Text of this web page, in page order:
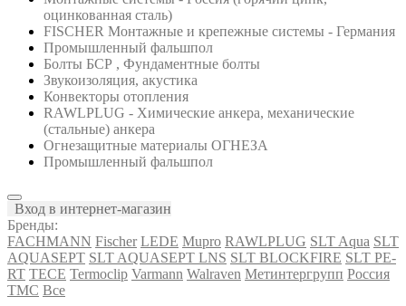
оцинкованная сталь)
FISCHER Монтажные и крепежные системы - Германия
Промышленный фальшпол
Болты БСР , Фундаментные болты
Звукоизоляция, акустика
Конвекторы отопления
RAWLPLUG - Химические анкера, механические
(стальные) анкера
Огнезащитные материалы ОГНЕЗА
Промышленный фальшпол
Вход в интернет-магазин
Бренды:
FACHMANN Fischer LEDE Mupro RAWLPLUG SLT Aqua SLT
AQUASEPT SLT AQUASEPT LNS SLT BLOCKFIRE SLT PE-
RT TECE Termoclip Varmann Walraven Метинтергрупп Россия
ТМС Все